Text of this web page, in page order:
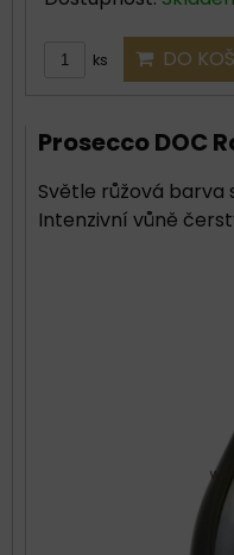
ks DO
Prosecco DOC
Světle růžová barva
Intenzivní vůně